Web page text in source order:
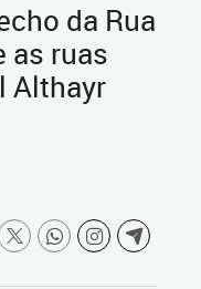
da Rua
as ruas
Althayr